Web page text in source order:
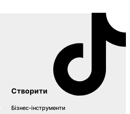
Створити
Бізнес-інструменти